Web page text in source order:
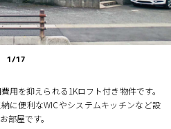
1/17
用を抑えられる1Kロフト付き物件です。
に便利なWICやシステムキッチンなど設
部屋です。